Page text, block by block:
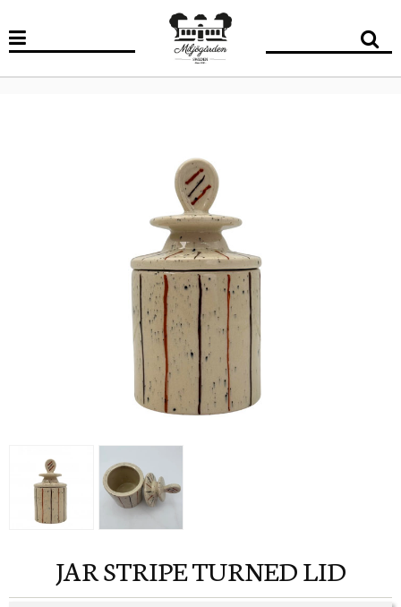
JAR STRIPE TURNED LID